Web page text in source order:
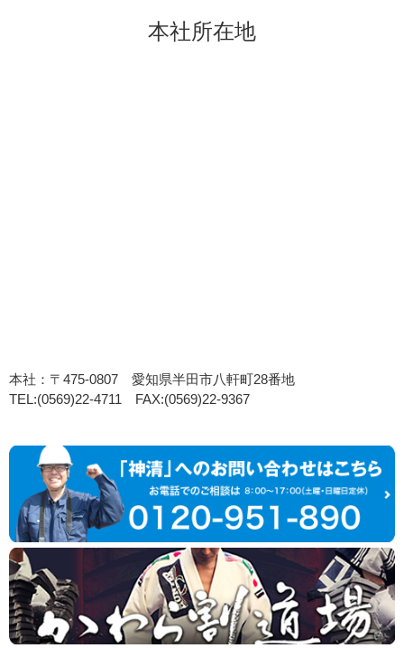
本社所在地
本社：〒475-0807 愛知県半田市八軒町28番地
TEL:(0569)22-4711 FAX:(0569)22-9367